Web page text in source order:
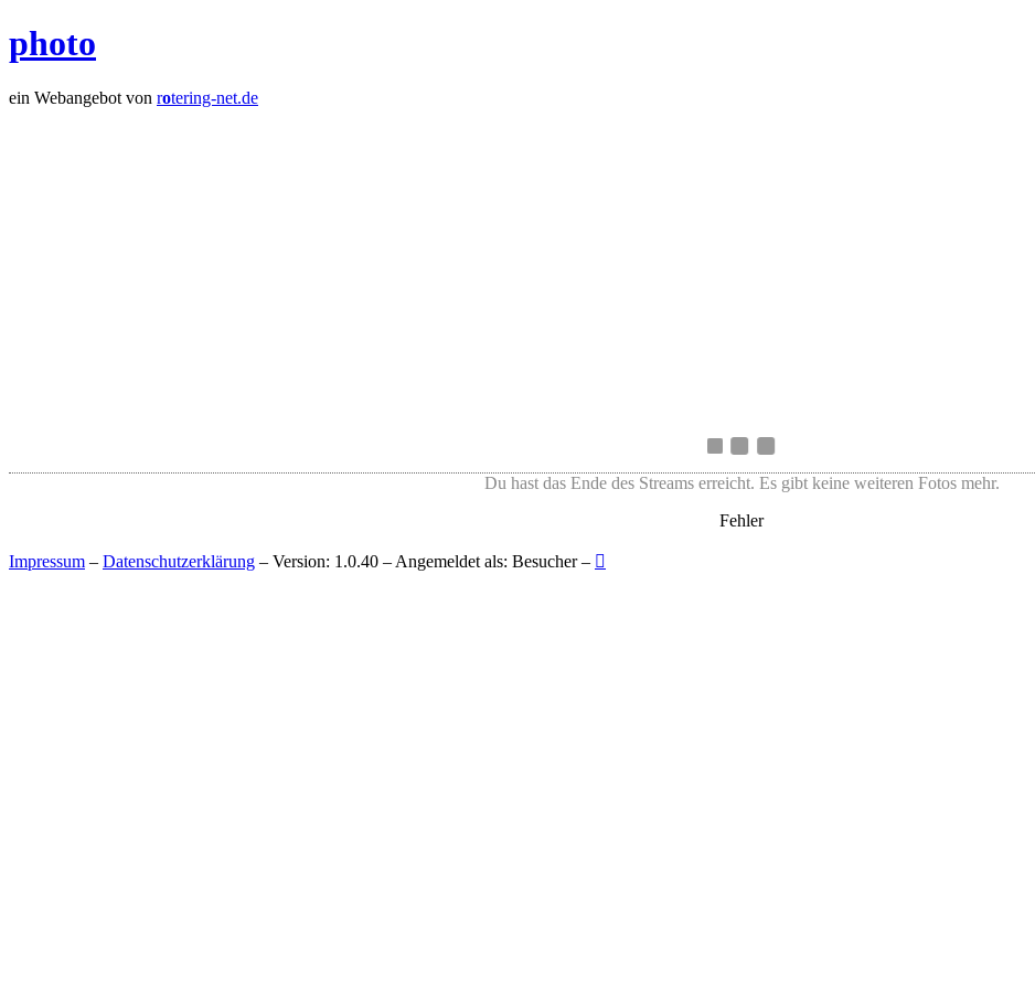
photo
ein Webangebot von rotering-net.de
Du hast das Ende des Streams erreicht. Es gibt keine weiteren Fotos mehr.
Fehler
Impressum – Datenschutzerklärung – Version: 1.0.40 – Angemeldet als: Besucher – 